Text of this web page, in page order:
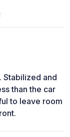
Stabilized and
than the car
to leave room